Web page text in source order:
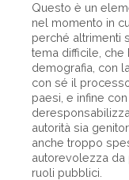
Questo è un
nel momento in
perché altrimenti
tema difficile, che
demografia, con
con sé il
paesi, e infine
autorità sia
anche troppo
autorevolezza
ruoli pubblici.